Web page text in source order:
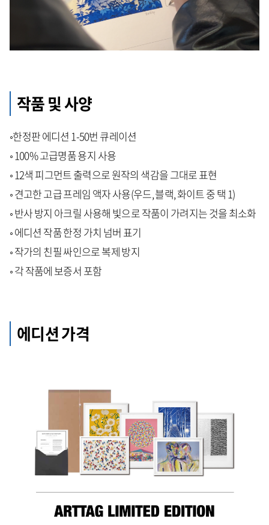
작품 및 사양
◦한정판 에디션 1-50번 큐레이션
◦ 100% 고급명품 용지 사용
◦ 12색 피그먼트 출력으로 원작의 색감을 그대로 표현
◦ 견고한 고급 프레임 액자 사용(우드, 블랙, 화이트 중 택 1)
◦ 반사 방지 아크릴 사용해 빛으로 작품이 가려지는 것을 최소화
◦ 에디션 작품 한정 가치 넘버 표기
◦ 작가의 친필 싸인으로 복제 방지
◦ 각 작품에 보증서 포함
에디션 가격